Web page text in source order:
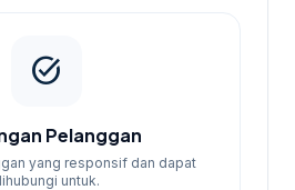
task_alt
Pelanggan
yang responsif dan dapat
untuk.